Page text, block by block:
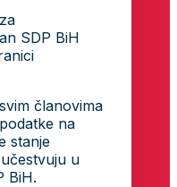
SDP BiH
članovima
na
stanje
u
BiH.